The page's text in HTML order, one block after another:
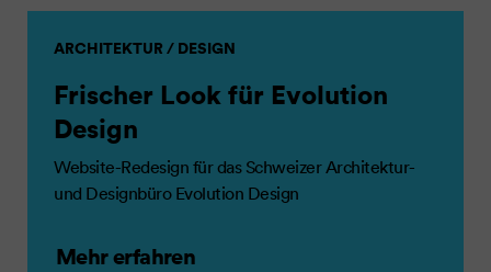
ARCHITEKTUR / DESIGN
Frischer Look für Evolution
Design
Website-Redesign für das Schweizer Architektur-
und Designbüro Evolution Design
Mehr erfahren